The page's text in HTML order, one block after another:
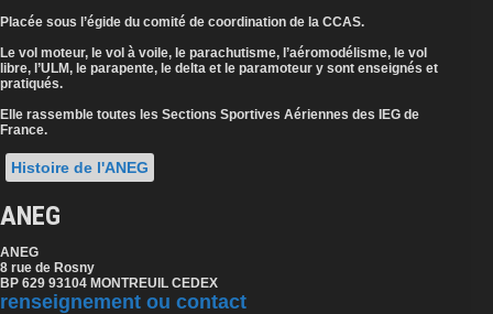
Placée sous l’égide du comité de coordination de la CCAS.
Le vol moteur, le vol à voile, le parachutisme, l’aéromodélisme, le vol
libre, l’ULM, le parapente, le delta et le paramoteur y sont enseignés et
pratiqués.
Elle rassemble toutes les Sections Sportives Aériennes des IEG de
France.
Histoire de l'ANEG
ANEG
ANEG
8 rue de Rosny
BP 629 93104 MONTREUIL CEDEX
renseignement ou contact